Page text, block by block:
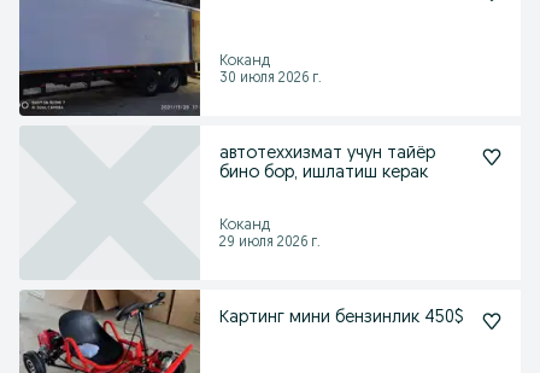
Коканд
30 июля 2026 г.
автотеххизмат учун тайёр
бино бор, ишлатиш керак
Коканд
29 июля 2026 г.
Картинг мини бензинлик 450$